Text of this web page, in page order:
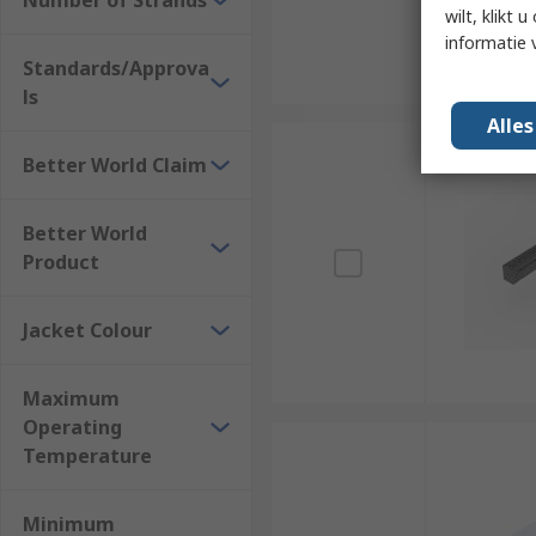
Standards/Approva
ls
Better World Claim
Better World
Product
Jacket Colour
Maximum
Operating
Temperature
Minimum
wilt, klikt u
informatie